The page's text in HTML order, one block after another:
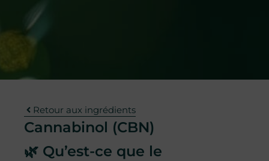
Retour aux ingrédients
Cannabinol (CBN)
🌿 Qu’est-ce que le